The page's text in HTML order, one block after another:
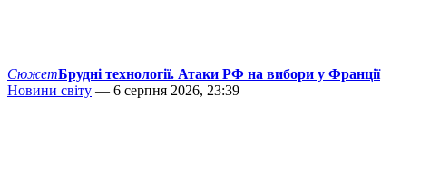
СюжетБрудні технології. Атаки РФ на вибори у Франції
Новини світу — 6 серпня 2026, 23:39